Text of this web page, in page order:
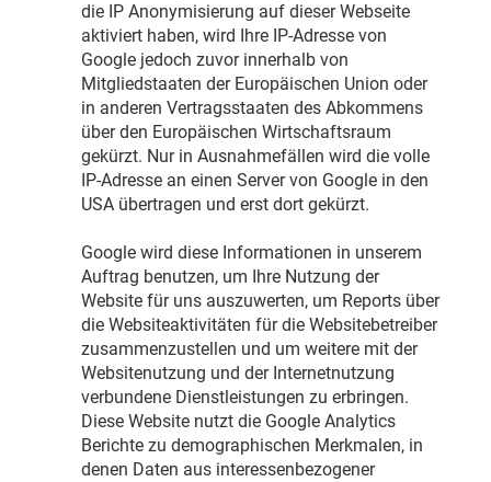
die IP Anonymisierung auf dieser Webseite
aktiviert haben, wird Ihre IP-Adresse von
Google jedoch zuvor innerhalb von
Mitgliedstaaten der Europäischen Union oder
in anderen Vertragsstaaten des Abkommens
über den Europäischen Wirtschaftsraum
gekürzt. Nur in Ausnahmefällen wird die volle
IP-Adresse an einen Server von Google in den
USA übertragen und erst dort gekürzt.
Google wird diese Informationen in unserem
Auftrag benutzen, um Ihre Nutzung der
Website für uns auszuwerten, um Reports über
die Websiteaktivitäten für die Websitebetreiber
zusammenzustellen und um weitere mit der
Websitenutzung und der Internetnutzung
verbundene Dienstleistungen zu erbringen.
Diese Website nutzt die Google Analytics
Berichte zu demographischen Merkmalen, in
denen Daten aus interessenbezogener